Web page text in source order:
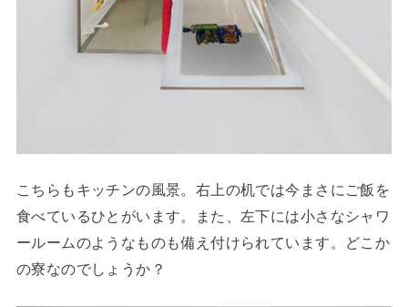
こちらもキッチンの風景。右上の机では今まさにご飯を
食べているひとがいます。また、左下には小さなシャワ
ールームのようなものも備え付けられています。どこか
の寮なのでしょうか？